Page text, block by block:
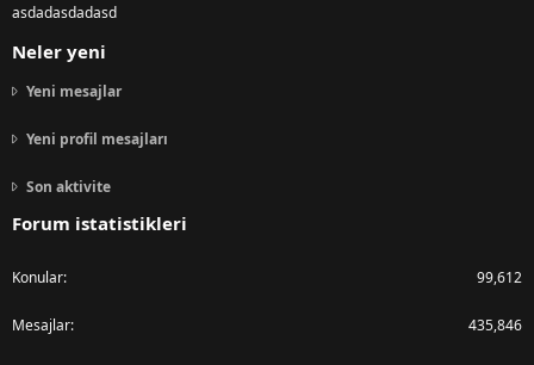
asdadasdadasd
Neler yeni
Yeni mesajlar
Yeni profil mesajları
Son aktivite
Forum istatistikleri
Konular 99,612
Mesajlar 435,846